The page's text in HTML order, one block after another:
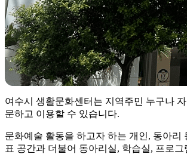
여수시 생활문화센터는 지역주민 누구나
문하고 이용할 수 있습니다.
문화예술 활동을 하고자 하는 개인, 동아리
표 공간과 더불어 동아리실, 학습실, 프로